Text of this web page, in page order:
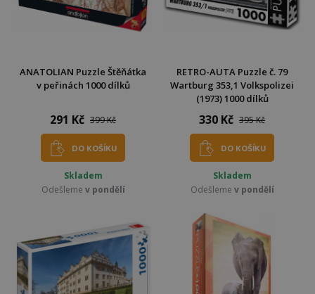
ANATOLIAN Puzzle Štěňátka
v peřinách 1000 dílků
291 Kč 399 Kč
DO KOŠÍKU
Skladem
Odešleme v pondělí
RETRO-AUTA Puzzle č. 79
Wartburg 353,1 Volkspolizei
(1973) 1000 dílků
330 Kč 395 Kč
DO KOŠÍKU
Skladem
Odešleme v pondělí